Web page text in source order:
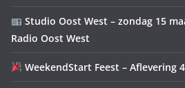
Studio Oost West – zondag 15
Radio Oost West
WeekendStart Feest – Aflevering